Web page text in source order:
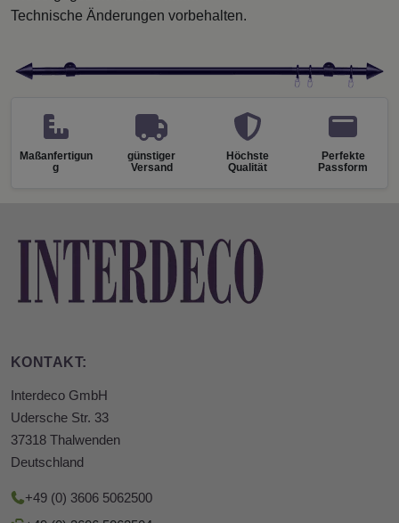
Technische Änderungen vorbehalten.
Maßanfertigun
g
günstiger
Versand
Höchste
Qualität
Perfekte
Passform
KONTAKT:
Interdeco GmbH
Udersche Str. 33
37318 Thalwenden
Deutschland
+49 (0) 3606 5062500